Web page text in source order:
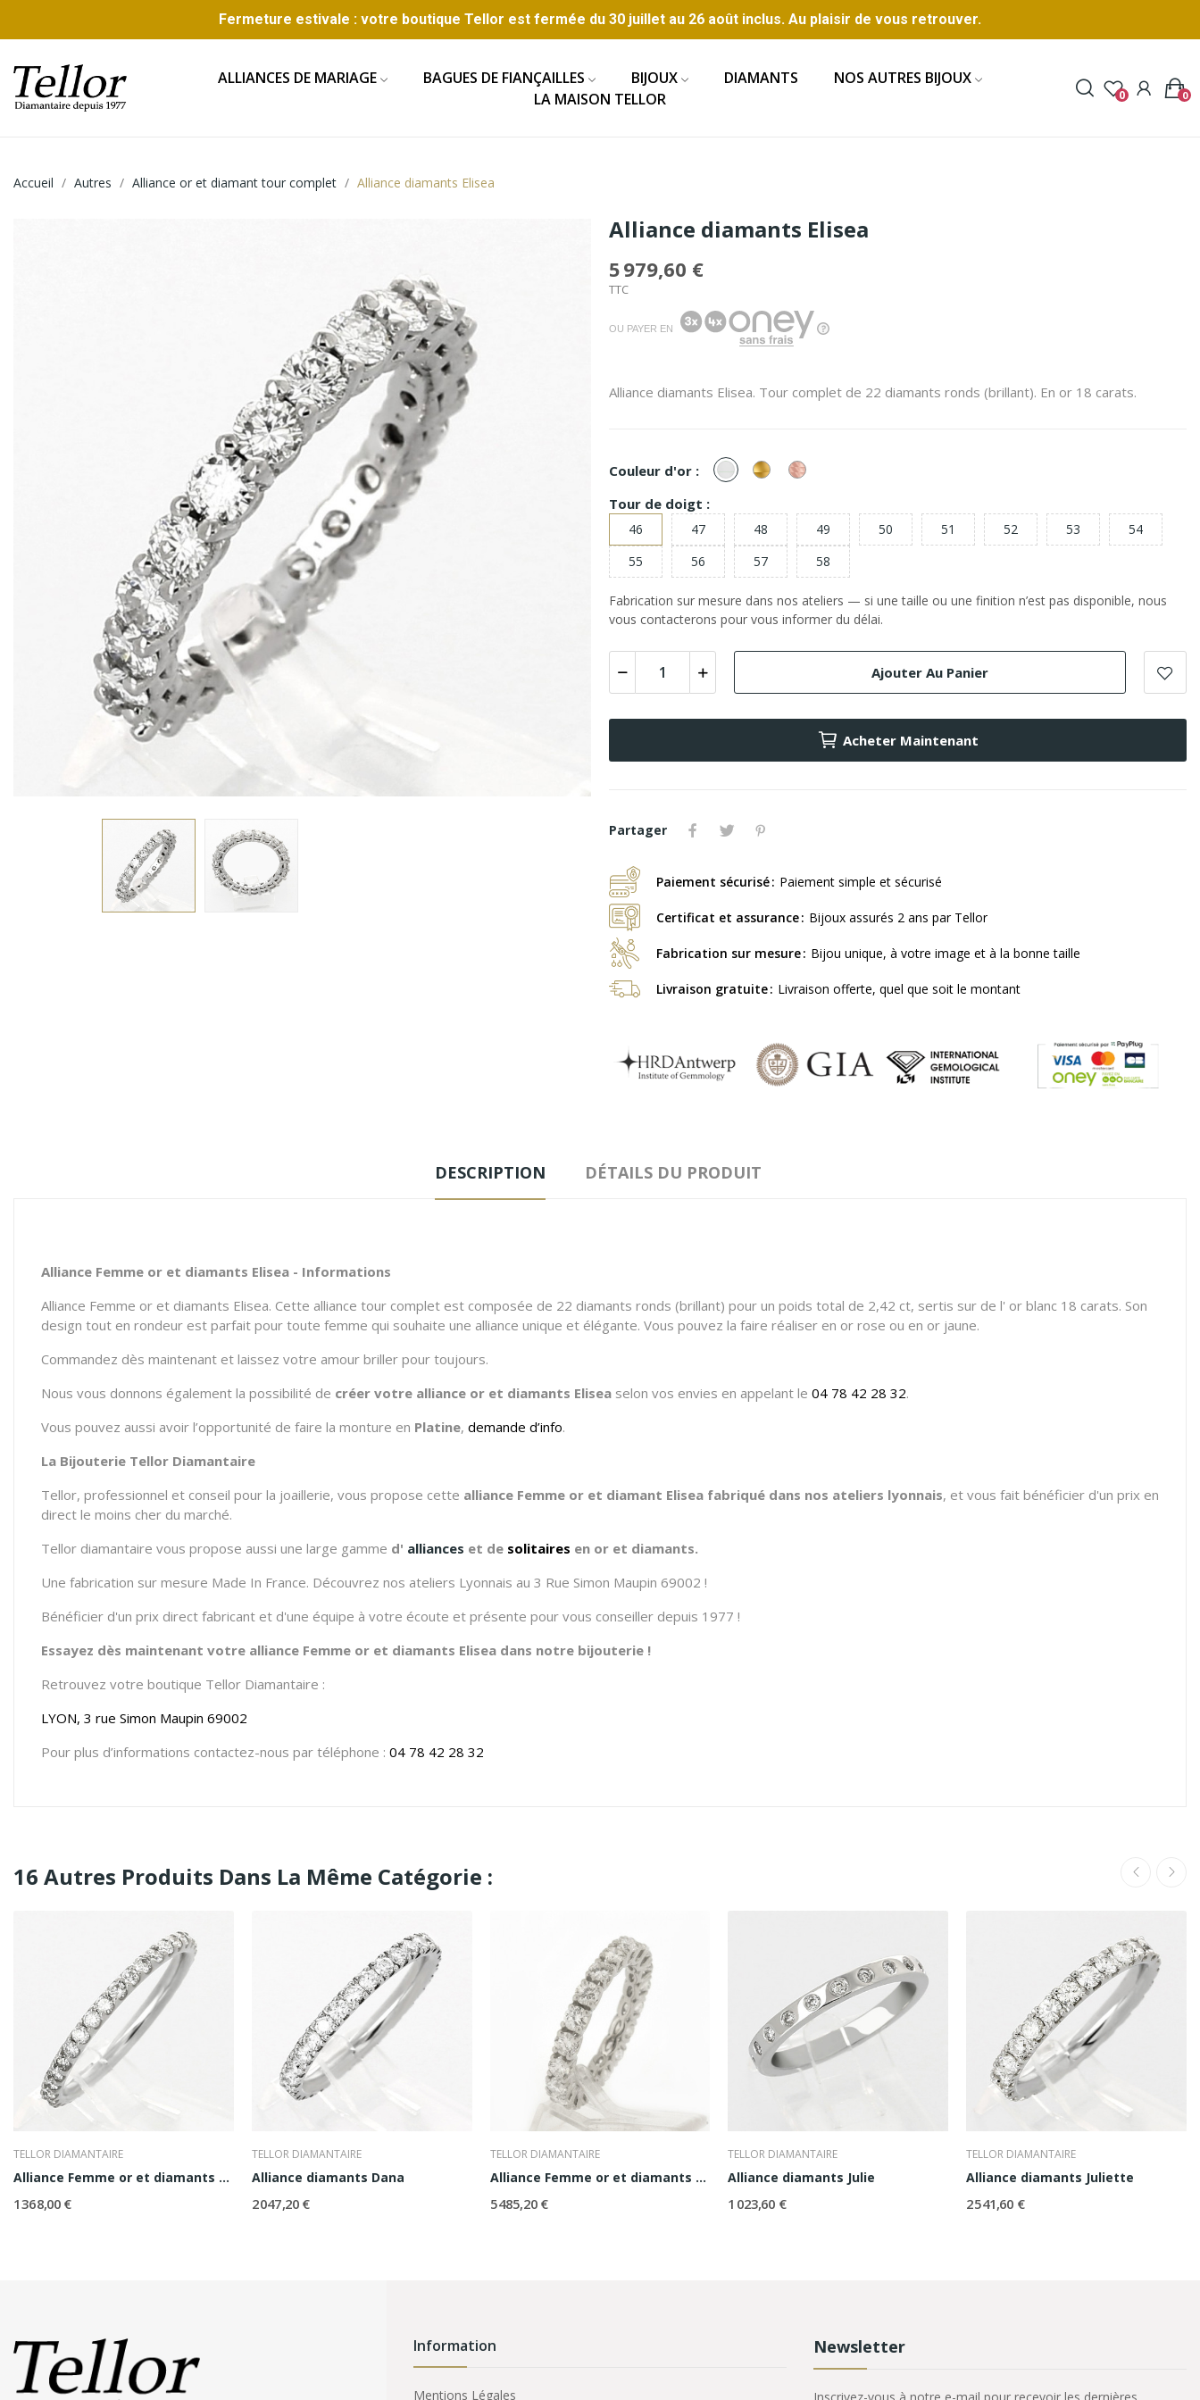
Fermeture estivale : votre boutique Tellor est fermée du 30 juillet au 26 août inclus. Au plaisir de vous retrouver.
ALLIANCES DE MARIAGE BAGUES DE FIANÇAILLES BIJOUX DIAMANTS
NOS AUTRES BIJOUX
LA MAISON TELLOR
0 0
Accueil Autres Alliance or et diamant tour complet Alliance diamants Elisea
Alliance diamants Elisea
5 979,60 €
TTC
OU PAYER EN
Alliance diamants Elisea. Tour complet de 22 diamants ronds (brillant). En or 18 carats.
Couleur d'or : or
Blanc
or
Jaune
or
Rose
Tour de doigt :
46 47 48 49 50 51 52 53
54
55
56 57 58
Fabrication sur mesure dans nos ateliers — si une taille ou une finition n’est pas disponible, nous
vous contacterons pour vous informer du délai.
Ajouter Au Panier
Acheter Maintenant
Partager
Paiement sécurisé Paiement simple et sécurisé
Certificat et assurance Bijoux assurés 2 ans par Tellor
Fabrication sur mesure Bijou unique, à votre image et à la bonne taille
Livraison gratuite Livraison offerte, quel que soit le montant
DESCRIPTION DÉTAILS DU PRODUIT
Alliance Femme or et diamants Elisea - Informations
Alliance Femme or et diamants Elisea. Cette alliance tour complet est composée de 22 diamants ronds (brillant) pour un poids total de 2,42 ct, sertis sur de l' or blanc 18 carats. Son
design tout en rondeur est parfait pour toute femme qui souhaite une alliance unique et élégante. Vous pouvez la faire réaliser en or rose ou en or jaune.
Commandez dès maintenant et laissez votre amour briller pour toujours.
Nous vous donnons également la possibilité de créer votre alliance or et diamants Elisea selon vos envies en appelant le 04 78 42 28 32.
Vous pouvez aussi avoir l’opportunité de faire la monture en Platine, demande d’info.
La Bijouterie Tellor Diamantaire
Tellor, professionnel et conseil pour la joaillerie, vous propose cette alliance Femme or et diamant Elisea fabriqué dans nos ateliers lyonnais, et vous fait bénéficier d'un prix en
direct le moins cher du marché.
Tellor diamantaire vous propose aussi une large gamme d' alliances et de solitaires en or et diamants.
Une fabrication sur mesure Made In France. Découvrez nos ateliers Lyonnais au 3 Rue Simon Maupin 69002 !
Bénéficier d'un prix direct fabricant et d'une équipe à votre écoute et présente pour vous conseiller depuis 1977 !
Essayez dès maintenant votre alliance Femme or et diamants Elisea dans notre bijouterie !
Retrouvez votre boutique Tellor Diamantaire :
LYON, 3 rue Simon Maupin 69002
Pour plus d’informations contactez-nous par téléphone : 04 78 42 28 32
16 Autres Produits Dans La Même Catégorie :
TELLOR DIAMANTAIRE
Alliance Femme or et diamants Eleonore
1 368,00 €
TELLOR DIAMANTAIRE
Alliance diamants Dana
2 047,20 €
TELLOR DIAMANTAIRE
Alliance Femme or et diamants Sabrina
5 485,20 €
TELLOR DIAMANTAIRE
Alliance diamants Julie
1 023,60 €
TELLOR DIAMANTAIRE
Alliance diamants Juliette
2 541,60 €
Information
Mentions Légales
Newsletter